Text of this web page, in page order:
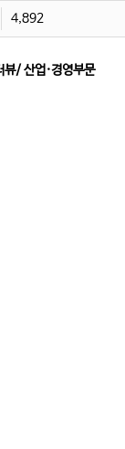
4,892
뷰/산업 ·경영부문